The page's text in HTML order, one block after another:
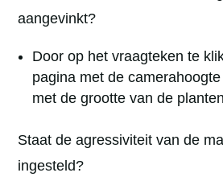
aangevinkt?
Door op het vraagteken te
pagina met de
met de grootte van de
Staat de agressiviteit van de
ingesteld?